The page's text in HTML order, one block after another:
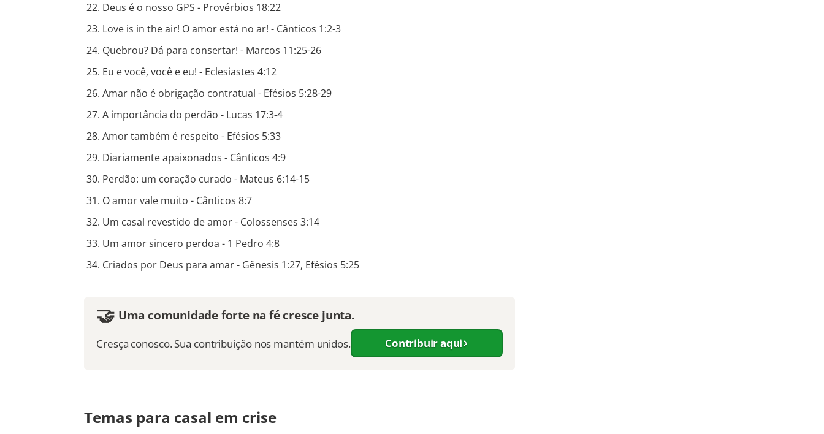
Deus é o nosso GPS - Provérbios 18:22
Love is in the air! O amor está no ar! - Cânticos 1:2-3
Quebrou? Dá para consertar! - Marcos 11:25-26
Eu e você, você e eu! - Eclesiastes 4:12
Amar não é obrigação contratual - Efésios 5:28-29
A importância do perdão - Lucas 17:3-4
Amor também é respeito - Efésios 5:33
Diariamente apaixonados - Cânticos 4:9
Perdão: um coração curado - Mateus 6:14-15
O amor vale muito - Cânticos 8:7
Um casal revestido de amor - Colossenses 3:14
Um amor sincero perdoa - 1 Pedro 4:8
Criados por Deus para amar - Gênesis 1:27, Efésios 5:25
🤝 Uma comunidade forte na fé cresce junta.
Cresça conosco. Sua contribuição nos mantém unidos. Contribuir aqui
Temas para casal em crise